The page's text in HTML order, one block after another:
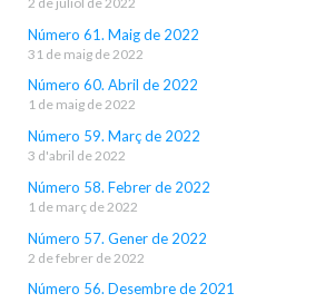
Número 61. Maig de 2022
31 de maig de 2022
Número 60. Abril de 2022
1 de maig de 2022
Número 59. Març de 2022
3 d'abril de 2022
Número 58. Febrer de 2022
1 de març de 2022
Número 57. Gener de 2022
2 de febrer de 2022
Número 56. Desembre de 2021